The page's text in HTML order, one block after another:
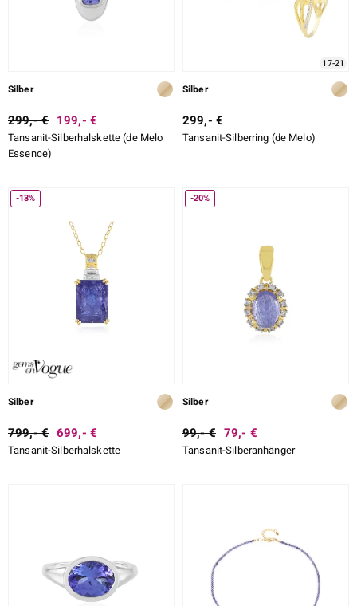
SCHLIFF DETAILLIERT
FASSUNG
Silber
299,- € 199,- €
Tansanit-Silberhalskette (de Melo
Essence)
17-21
Silber
299,- €
Tansanit-Silberring (de Melo)
-13%
Silber
799,- € 699,- €
Tansanit-Silberhalskette
-20%
Silber
99,- € 79,- €
Tansanit-Silberanhänger